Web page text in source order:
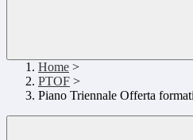
Home >
PTOF >
Piano Triennale Offerta